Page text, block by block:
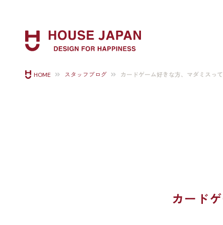
HOME スタッフブログ カードゲーム好きな方、マダミスっ
カード